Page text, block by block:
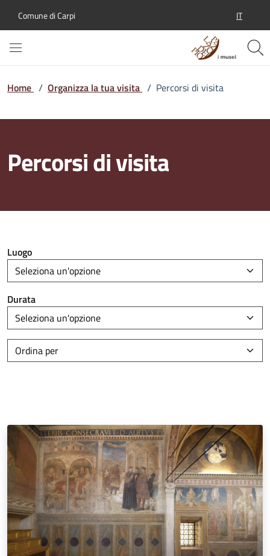
Comune di Carpi IT
Home / Organizza la tua visita / Percorsi di visita
Percorsi di visita
Luogo
Durata